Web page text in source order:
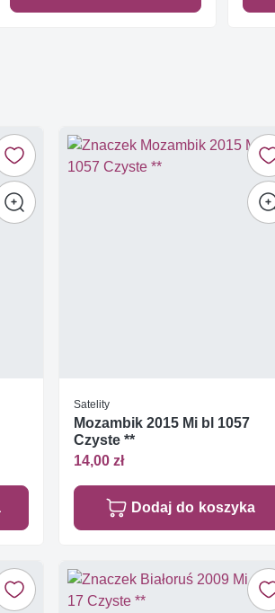
Satelity
Mozambik 2015 Mi bl 1057
Czyste **
14,00 zł
Dodaj do koszyka